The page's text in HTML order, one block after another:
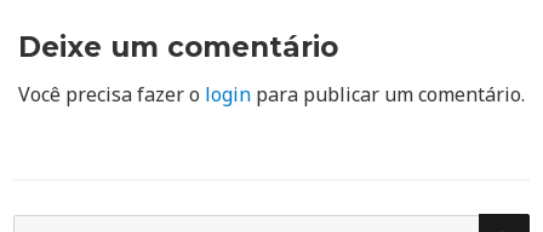
Deixe um comentário
Você precisa fazer o login para publicar um comentário.